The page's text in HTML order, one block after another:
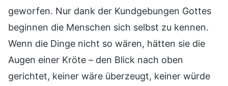
geworfen. Nur dank der Kundgebungen Gottes
beginnen die Menschen sich selbst zu kennen.
Wenn die Dinge nicht so wären, hätten sie die
Augen einer Kröte – den Blick nach oben
gerichtet, keiner wäre überzeugt, keiner würde